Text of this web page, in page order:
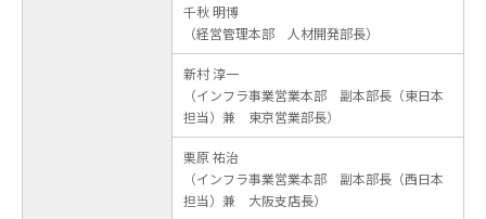
千秋 明博
（経営管理本部 人材開発部長）
新村 淳一
（インフラ事業営業本部 副本部長（東日本
担当）兼 東京営業部長）
栗原 祐治
（インフラ事業営業本部 副本部長（西日本
担当）兼 大阪支店長）